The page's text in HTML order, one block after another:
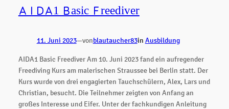
AIDA1 Basic Freediver
11. Juni 2023—vonblautaucher83in Ausbildung
AIDA1 Basic Freediver Am 10. Juni 2023 fand ein aufregender
Freediving Kurs am malerischen Straussee bei Berlin statt. Der
Kurs wurde von drei engagierten Tauchschülern, Alex, Lars und
Christian, besucht. Die Teilnehmer zeigten von Anfang an
großes Interesse und Eifer. Unter der fachkundigen Anleitung